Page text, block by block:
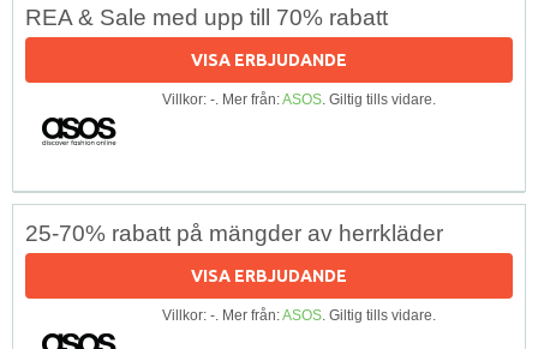
REA & Sale med upp till 70% rabatt
VISA ERBJUDANDE
Villkor: -. Mer från:ASOS. Giltig tills vidare.
25-70% rabatt på mängder av herrkläder
VISA ERBJUDANDE
Villkor: -. Mer från:ASOS. Giltig tills vidare.